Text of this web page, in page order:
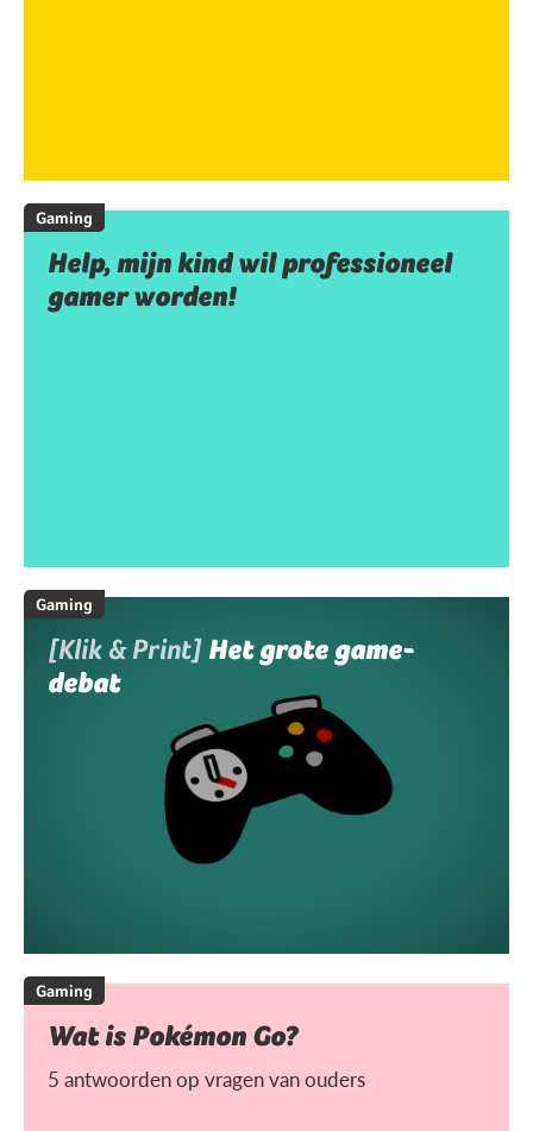
Gaming
Help, mijn kind wil professioneel
gamer worden!
Gaming
[Klik & Print] Het grote game-
debat
Gaming
Wat is Pokémon Go?
5 antwoorden op vragen van ouders